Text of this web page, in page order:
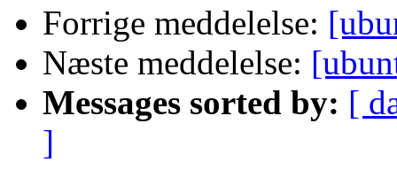
Forrige meddelelse:
Næste meddelelse:
Messages sorted by: [
]